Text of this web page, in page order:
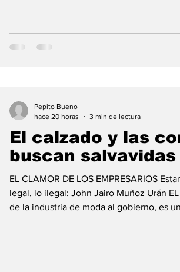
millonarios contratos, que no se refl
El calzado y las
buscan salvavidas
EL CLAMOR DE LOS EMPRESARIOS
legal, lo ilegal: John Jairo Muñoz Urán
de la industria de moda al gobierno, es
Pepito Bueno
hace 20 horas
3 min de lectura